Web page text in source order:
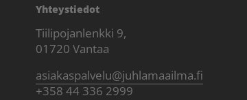
Yhteystiedot
Tiilipojanlenkki 9,
01720 Vantaa
asiakaspalvelu@juhlamaailma.fi
+358 44 336 2999